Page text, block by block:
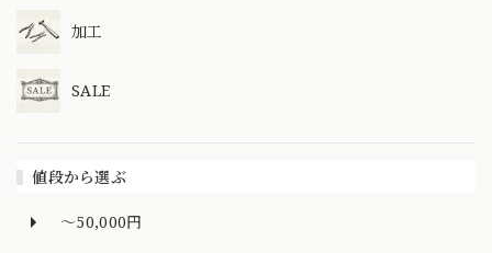
加工
SALE
値段から選ぶ
～50,000円